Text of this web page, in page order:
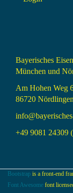
Bayerisches
München und
Am Hohen Weg
86720 Nördlingen
+49 9081 24309
Bootstrap is a front-end
Font Awesome font